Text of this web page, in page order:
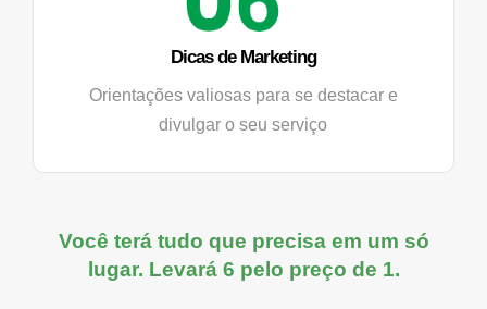
Dicas de Marketing
Orientações valiosas para se destacar e
divulgar o seu serviço
Você terá tudo que precisa em um só
lugar. Levará 6 pelo preço de 1.